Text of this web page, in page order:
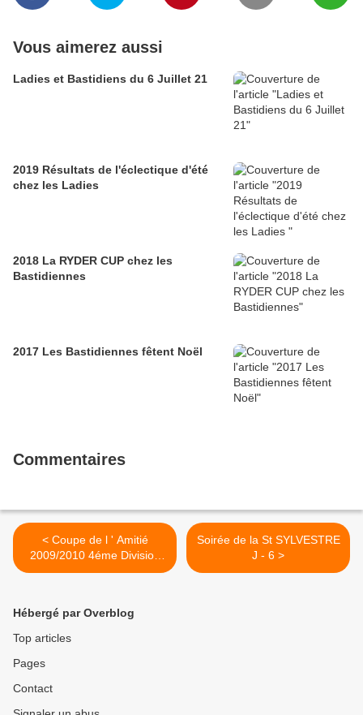
Vous aimerez aussi
Ladies et Bastidiens du 6 Juillet 21
2019 Résultats de l'éclectique d'été
chez les Ladies
2018 La RYDER CUP chez les
Bastidiennes
2017 Les Bastidiennes fêtent Noël
Commentaires
< Coupe de l ' Amitié
2009/2010 4éme Division
GBB2
Soirée de la St SYLVESTRE
J - 6 >
Hébergé par Overblog
Top articles
Pages
Contact